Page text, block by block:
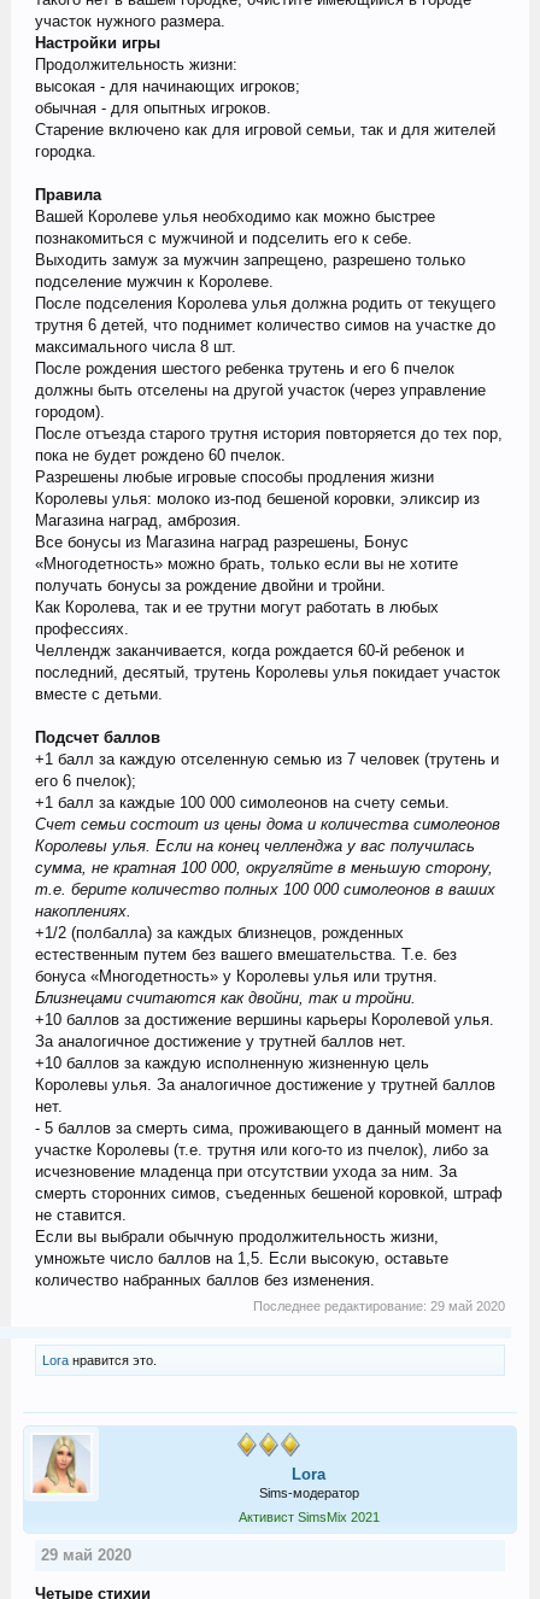
участок нужного размера.
Настройки игры
Продолжительность жизни:
высокая - для начинающих игроков;
обычная - для опытных игроков.
Старение включено как для игровой семьи, так и для жителей
городка.
Правила
Вашей Королеве улья необходимо как можно быстрее
познакомиться с мужчиной и подселить его к себе.
Выходить замуж за мужчин запрещено, разрешено только
подселение мужчин к Королеве.
После подселения Королева улья должна родить от текущего
трутня 6 детей, что поднимет количество симов на участке до
максимального числа 8 шт.
После рождения шестого ребенка трутень и его 6 пчелок
должны быть отселены на другой участок (через управление
городом).
После отъезда старого трутня история повторяется до тех пор,
пока не будет рождено 60 пчелок.
Разрешены любые игровые способы продления жизни
Королевы улья: молоко из-под бешеной коровки, эликсир из
Магазина наград, амброзия.
Все бонусы из Магазина наград разрешены, Бонус
«Многодетность» можно брать, только если вы не хотите
получать бонусы за рождение двойни и тройни.
Как Королева, так и ее трутни могут работать в любых
профессиях.
Челлендж заканчивается, когда рождается 60-й ребенок и
последний, десятый, трутень Королевы улья покидает участок
вместе с детьми.
Подсчет баллов
+1 балл за каждую отселенную семью из 7 человек (трутень и
его 6 пчелок);
+1 балл за каждые 100 000 симолеонов на счету семьи.
Счет семьи состоит из цены дома и количества симолеонов
Королевы улья. Если на конец челленджа у вас получилась
сумма, не кратная 100 000, округляйте в меньшую сторону,
т.е. берите количество полных 100 000 симолеонов в ваших
накоплениях.
+1/2 (полбалла) за каждых близнецов, рожденных
естественным путем без вашего вмешательства. Т.е. без
бонуса «Многодетность» у Королевы улья или трутня.
Близнецами считаются как двойни, так и тройни.
+10 баллов за достижение вершины карьеры Королевой улья.
За аналогичное достижение у трутней баллов нет.
+10 баллов за каждую исполненную жизненную цель
Королевы улья. За аналогичное достижение у трутней баллов
нет.
- 5 баллов за смерть сима, проживающего в данный момент на
участке Королевы (т.е. трутня или кого-то из пчелок), либо за
исчезновение младенца при отсутствии ухода за ним. За
смерть сторонних симов, съеденных бешеной коровкой, штраф
не ставится.
Если вы выбрали обычную продолжительность жизни,
умножьте число баллов на 1,5. Если высокую, оставьте
количество набранных баллов без изменения.
Последнее редактирование:29 май 2020
Loraнравится это.
Lora
Sims-модератор
Активист SimsMix 2021
29 май 2020
Четыре стихии